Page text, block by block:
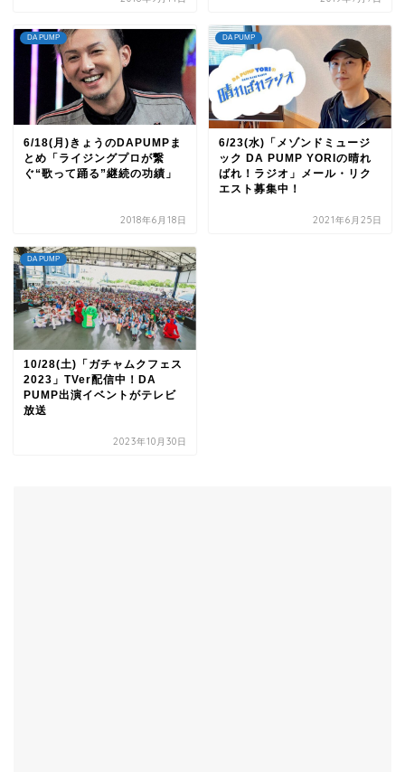
DA PUMP
6/18(月)きょうのDAPUMPま
とめ「ライジングプロが繋
ぐ“歌って踊る”継続の功績」
2018年6月18日
DA PUMP
6/23(水)「メゾンドミュージ
ック DA PUMP YORIの晴れ
ばれ！ラジオ」メール・リク
エスト募集中！
2021年6月25日
DA PUMP
10/28(土)「ガチャムクフェス
2023」TVer配信中！DA
PUMP出演イベントがテレビ
放送
2023年10月30日